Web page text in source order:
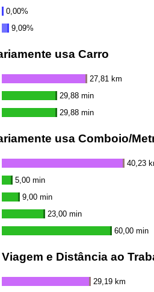
0,00%
9,09%
usa Carro
27,81 km
29,88 min
29,88 min
usa Comboio/
40,23
5,00 min
9,00 min
23,00 min
60,00 min
e Distância ao
29,19 km